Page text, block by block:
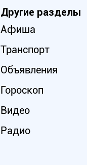
Другие разделы
Афиша
Транспорт
Объявления
Гороскоп
Видео
Радио